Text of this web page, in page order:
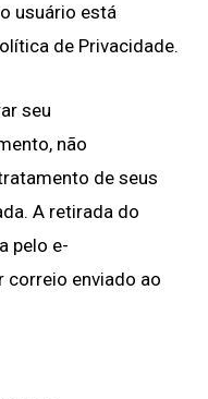
usuário está
de Privacidade.
seu
não
de seus
A retirada do
pelo e-
correio enviado ao